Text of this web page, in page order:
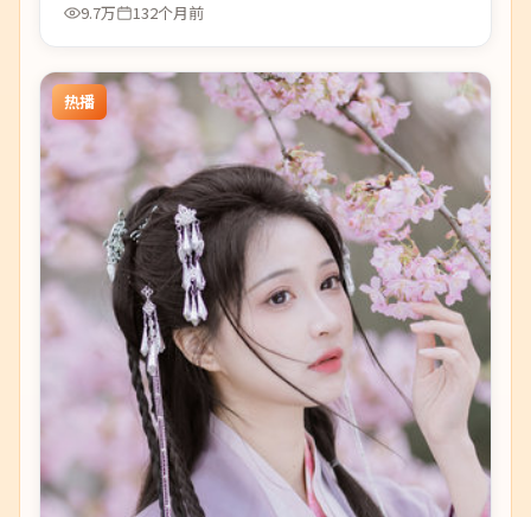
9.7万
132个月前
热播